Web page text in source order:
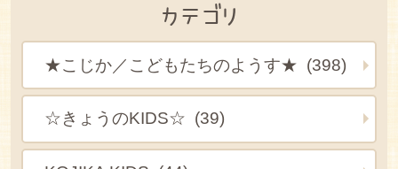
カテゴリ
★こじか／こどもたちのようす★ (398)
☆きょうのKIDS☆ (39)